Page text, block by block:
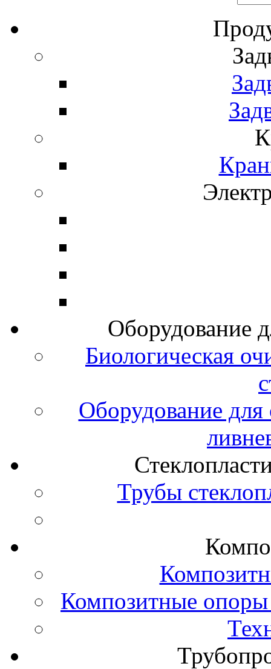
Оборудование
Биологическая
Оборудование
Трубы
Композитные опоры